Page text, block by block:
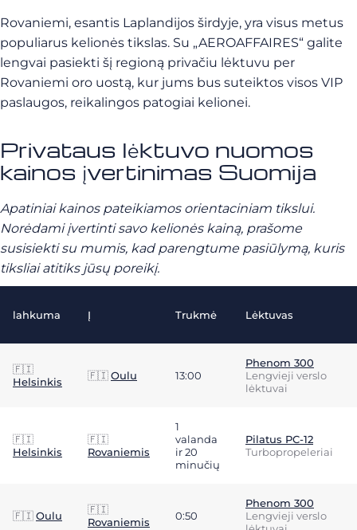
Rovaniemi, esantis Laplandijos širdyje, yra visus metus
populiarus kelionės tikslas. Su „AEROAFFAIRES“ galite
lengvai pasiekti šį regioną privačiu lėktuvu per
Rovaniemi oro uostą, kur jums bus suteiktos visos VIP
paslaugos, reikalingos patogiai kelionei.
Privataus lėktuvo nuomos
kainos įvertinimas Suomija
Apatiniai kainos pateikiamos orientaciniam tikslui.
Norėdami įvertinti savo kelionės kainą, prašome
susisiekti su mumis, kad parengtume pasiūlymą, kuris
tiksliai atitiks jūsų poreikį.
lahkuma Į Trukmė Lėktuvas
🇫🇮
Helsinkis
🇫🇮Oulu 13:00
Phenom 300
Lengvieji verslo
lėktuvai
🇫🇮
Helsinkis
🇫🇮
Rovaniemis
1
valanda
ir 20
minučių
Pilatus PC-12
Turbopropeleriai
🇫🇮Oulu
🇫🇮
Rovaniemis
0:50
Phenom 300
Lengvieji verslo